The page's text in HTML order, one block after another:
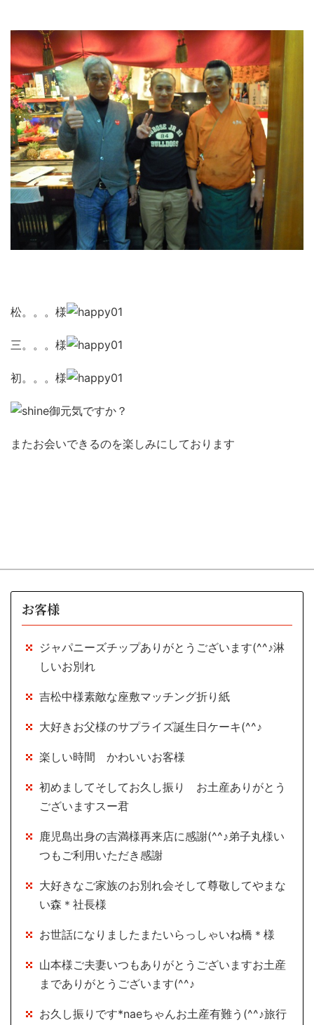
松。。。様
三。。。様
初。。。様
御元気ですか？
またお会いできるのを楽しみにしております
お客様
ジャパニーズチップありがとうございます(^^♪淋
しいお別れ
吉松中様素敵な座敷マッチング折り紙
大好きお父様のサプライズ誕生日ケーキ(^^♪
楽しい時間 かわいいお客様
初めましてそしてお久し振り お土産ありがとう
ございますスー君
鹿児島出身の吉満様再来店に感謝(^^♪弟子丸様い
つもご利用いただき感謝
大好きなご家族のお別れ会そして尊敬してやまな
い森＊社長様
お世話になりましたまたいらっしゃいね橋＊様
山本様ご夫妻いつもありがとうございますお土産
までありがとうございます(^^♪
お久し振りです*naeちゃんお土産有難う(^^♪旅行